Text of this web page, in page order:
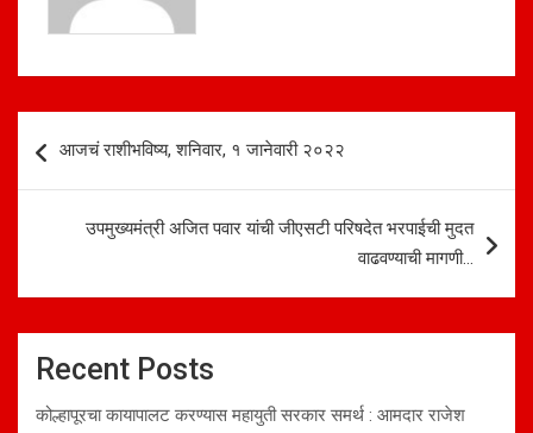
navigation
आजचं राशीभविष्य, शनिवार, १ जानेवारी २०२२
उपमुख्यमंत्री अजित पवार यांची जीएसटी परिषदेत भरपाईची मुदत
वाढवण्याची मागणी…
Recent Posts
कोल्हापूरचा कायापालट करण्यास महायुती सरकार समर्थ : आमदार राजेश